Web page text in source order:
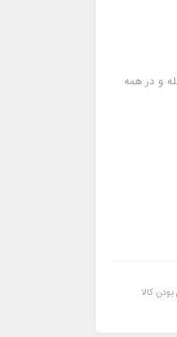
کشویی تنظیم فاصله و در همه
کالا